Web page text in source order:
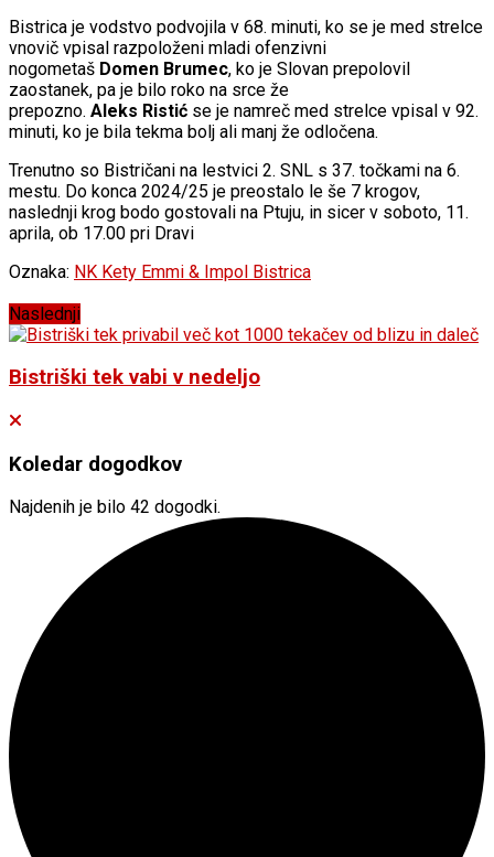
Bistrica je vodstvo podvojila v 68. minuti, ko se je med strelce
vnovič vpisal razpoloženi mladi ofenzivni
nogometaš Domen Brumec, ko je Slovan prepolovil
zaostanek, pa je bilo roko na srce že
prepozno. Aleks Ristić se je namreč med strelce vpisal v 92.
minuti, ko je bila tekma bolj ali manj že odločena.
Trenutno so Bistričani na lestvici 2. SNL s 37. točkami na 6.
mestu. Do konca 2024/25 je preostalo le še 7 krogov,
naslednji krog bodo gostovali na Ptuju, in sicer v soboto, 11.
aprila, ob 17.00 pri Dravi
Oznaka: NK Kety Emmi & Impol Bistrica
Naslednji
Bistriški tek vabi v nedeljo
Koledar dogodkov
Najdenih je bilo 42 dogodki.